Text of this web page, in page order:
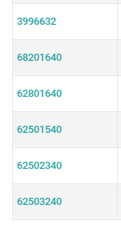
3996632
68201640
62801640
62501540
62502340
62503240